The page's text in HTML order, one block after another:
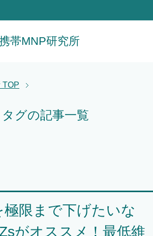
帯MNP研究所
TOP
タグの記事一覧
極限まで下げたいな
がオススメ！最低維